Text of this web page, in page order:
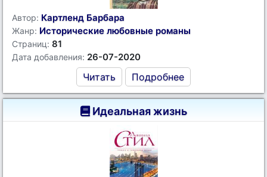
Автор: Картленд Барбара
Жанр: Исторические любовные романы
Страниц: 81
Дата добавления: 26-07-2020
Читать Подробнее
Идеальная жизнь